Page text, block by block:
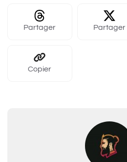
Partager Partager
Copier